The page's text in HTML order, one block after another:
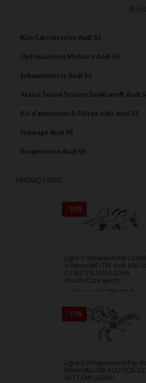
Kits Carrosseries Audi S5
Optimisations Moteurs Audi S5
Echappements Audi S5
Active Sound System SupRcars® Audi
Kit d'admission & Filtres a Air Audi S5
Freinage Audi S5
Suspensions Audi S5
PROMOTIONS
Ligne D'échappement
À Valves MILLTEK Audi RS6 /
C7 4,0 TFSI (2013-2018)
(Road+/Cata Sport))
base
Prix
6 730,20 €
-10%
Ligne D'échappement Fap-
Valves MILLTEK AUDI SQ8
V8 TT FAP (2020+)
-10%